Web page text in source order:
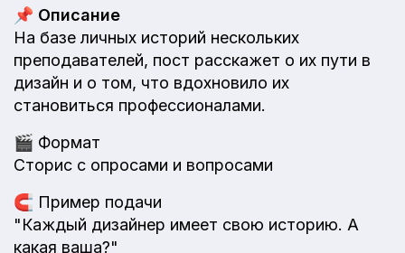
📌 Описание
На базе личных историй нескольких
преподавателей, пост расскажет о их пути в
дизайн и о том, что вдохновило их
становиться профессионалами.
🎬 Формат
Сторис с опросами и вопросами
🧲 Пример подачи
"Каждый дизайнер имеет свою историю. А
какая ваша?"